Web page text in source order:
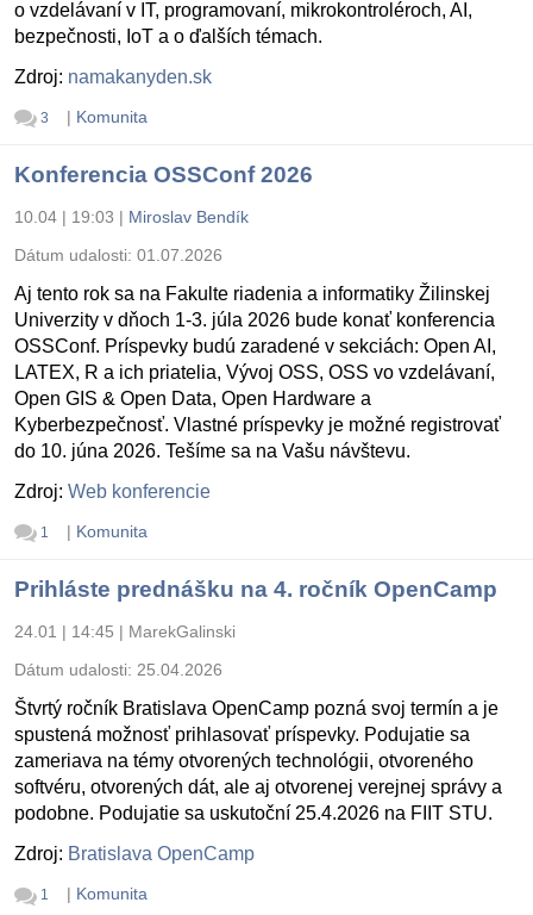
o vzdelávaní v IT, programovaní, mikrokontroléroch, AI,
bezpečnosti, IoT a o ďalších témach.
Zdroj: namakanyden.sk
3 | Komunita
Konferencia OSSConf 2026
10.04 | 19:03 | Miroslav Bendík
Dátum udalosti: 01.07.2026
Aj tento rok sa na Fakulte riadenia a informatiky Žilinskej
Univerzity v dňoch 1-3. júla 2026 bude konať konferencia
OSSConf. Príspevky budú zaradené v sekciách: Open AI,
LATEX, R a ich priatelia, Vývoj OSS, OSS vo vzdelávaní,
Open GIS & Open Data, Open Hardware a
Kyberbezpečnosť. Vlastné príspevky je možné registrovať
do 10. júna 2026. Tešíme sa na Vašu návštevu.
Zdroj: Web konferencie
1 | Komunita
Prihláste prednášku na 4. ročník OpenCamp
24.01 | 14:45 | MarekGalinski
Dátum udalosti: 25.04.2026
Štvrtý ročník Bratislava OpenCamp pozná svoj termín a je
spustená možnosť prihlasovať príspevky. Podujatie sa
zameriava na témy otvorených technológii, otvoreného
softvéru, otvorených dát, ale aj otvorenej verejnej správy a
podobne. Podujatie sa uskutoční 25.4.2026 na FIIT STU.
Zdroj: Bratislava OpenCamp
1 | Komunita